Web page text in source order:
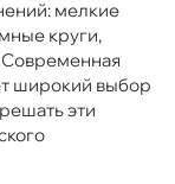
мелкие
круги,
Современная
широкий выбор
эти